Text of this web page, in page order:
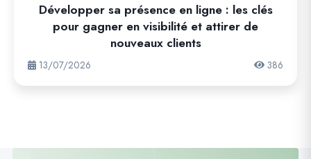
Développer sa présence en ligne : les clés
pour gagner en visibilité et attirer de
nouveaux clients
13/07/2026 386